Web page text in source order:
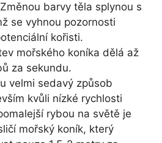
barvy těla splynou s
se vyhnou pozornosti
kořisti.
mořského koníka dělá až
za sekundu.
velmi sedavý způsob
kvůli nízké rychlosti
rybou na světě je
mořský koník, který